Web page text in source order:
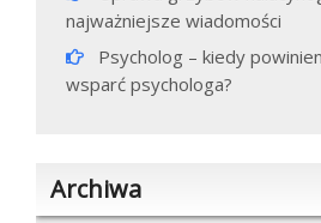
najważniejsze wiadomości
Psycholog – kiedy
wsparć psychologa?
Archiwa